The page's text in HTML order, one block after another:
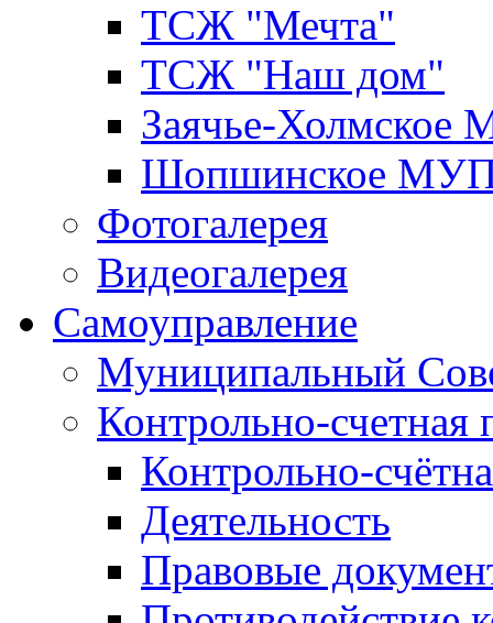
ТСЖ "Мечта"
ТСЖ "Наш дом"
Заячье-
Шопшинское
Фотогалерея
Видеогалерея
Самоуправление
Муниципальный
Контрольно-счетная
Контрольно-
Деятельность
Правовые